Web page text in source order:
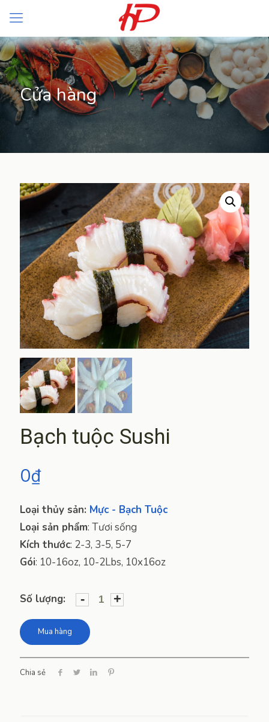
Cửa hàng
Bạch tuộc Sushi
0₫
Loại thủy sản: Mực - Bạch Tuộc
Loại sản phẩm: Tươi sống
Kích thước: 2-3, 3-5, 5-7
Gói: 10-16oz, 10-2Lbs, 10x16oz
Số lượng: - +
Mua hàng
Chia sẻ